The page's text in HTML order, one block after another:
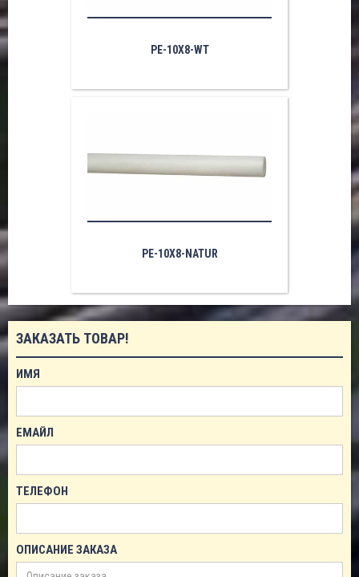
PE-10X8-WT
PE-10X8-NATUR
ЗАКАЗАТЬ ТОВАР!
ИМЯ
ЕМАЙЛ
ТЕЛЕФОН
ОПИСАНИЕ ЗАКАЗА